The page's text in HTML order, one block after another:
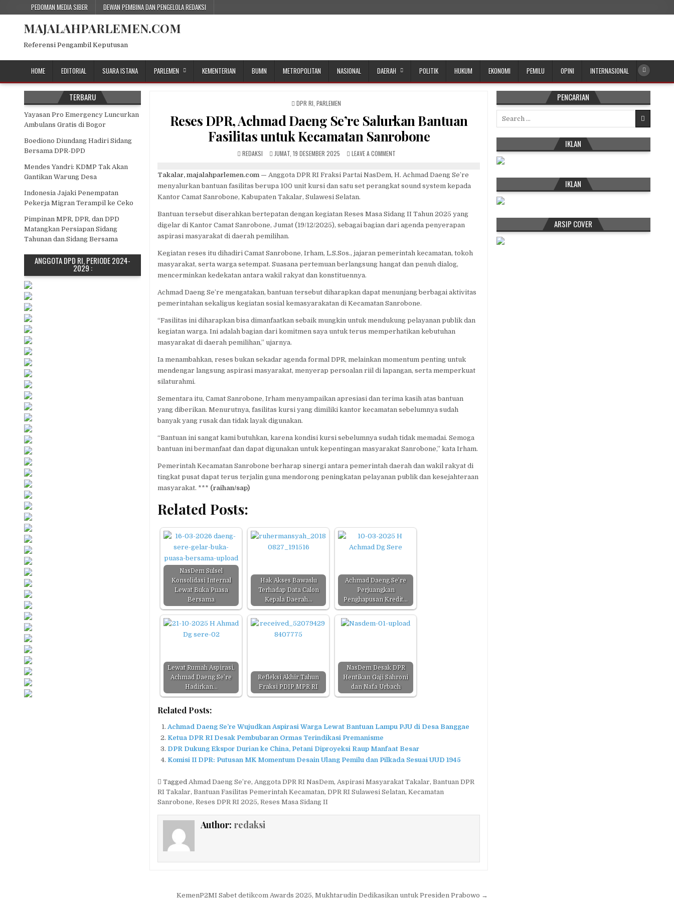
to
PEDOMAN MEDIA SIBER DEWAN PEMBINA DAN PENGELOLA REDAKSI
MAJALAHPARLEMEN.COM
Referensi Pengambil Keputusan
HOME EDITORIAL SUARA ISTANA PARLEMEN KEMENTERIAN BUMN METROPOLITAN NASIONAL DAERAH POLITIK HUKUM EKONOMI PEMILU OPINI INTERNASIONAL
POSTED
DPR RI ,PARLEMEN
Reses DPR, Achmad Daeng Se’re Salurkan Bantuan
Fasilitas untuk Kecamatan Sanrobone
AUTHOR:
REDAKSI
PUBLISHED
JUMAT, 19 DESEMBER 2025 LEAVE A COMMENTON
ACHMAD
DAENG
BANTUAN
FASILITAS
UNTUK
Takalar, majalahparlemen.com — Anggota DPR RI Fraksi Partai NasDem, H. Achmad Daeng Se’re
menyalurkan bantuan fasilitas berupa 100 unit kursi dan satu set perangkat sound system kepada
Kantor Camat Sanrobone, Kabupaten Takalar, Sulawesi Selatan.
Bantuan tersebut diserahkan bertepatan dengan kegiatan Reses Masa Sidang II Tahun 2025 yang
digelar di Kantor Camat Sanrobone, Jumat (19/12/2025), sebagai bagian dari agenda penyerapan
aspirasi masyarakat di daerah pemilihan.
Kegiatan reses itu dihadiri Camat Sanrobone, Irham, L.S.Sos., jajaran pemerintah kecamatan, tokoh
masyarakat, serta warga setempat. Suasana pertemuan berlangsung hangat dan penuh dialog,
mencerminkan kedekatan antara wakil rakyat dan konstituennya.
Achmad Daeng Se’re mengatakan, bantuan tersebut diharapkan dapat menunjang berbagai aktivitas
pemerintahan sekaligus kegiatan sosial kemasyarakatan di Kecamatan Sanrobone.
“Fasilitas ini diharapkan bisa dimanfaatkan sebaik mungkin untuk mendukung pelayanan publik dan
kegiatan warga. Ini adalah bagian dari komitmen saya untuk terus memperhatikan kebutuhan
masyarakat di daerah pemilihan,” ujarnya.
Ia menambahkan, reses bukan sekadar agenda formal DPR, melainkan momentum penting untuk
mendengar langsung aspirasi masyarakat, menyerap persoalan riil di lapangan, serta memperkuat
silaturahmi.
Sementara itu, Camat Sanrobone, Irham menyampaikan apresiasi dan terima kasih atas bantuan
yang diberikan. Menurutnya, fasilitas kursi yang dimiliki kantor kecamatan sebelumnya sudah
banyak yang rusak dan tidak layak digunakan.
“Bantuan ini sangat kami butuhkan, karena kondisi kursi sebelumnya sudah tidak memadai. Semoga
bantuan ini bermanfaat dan dapat digunakan untuk kepentingan masyarakat Sanrobone,” kata Irham.
Pemerintah Kecamatan Sanrobone berharap sinergi antara pemerintah daerah dan wakil rakyat di
tingkat pusat dapat terus terjalin guna mendorong peningkatan pelayanan publik dan kesejahteraan
masyarakat. *** (raihan/sap)
Related Posts:
NasDem Sulsel
Konsolidasi Internal
Lewat Buka Puasa
Bersama
Hak Akses Bawaslu
Terhadap Data Calon
Kepala Daerah…
Achmad Daeng Se’re
Perjuangkan
Penghapusan Kredit…
Lewat Rumah Aspirasi,
Achmad Daeng Se’re
Hadirkan…
Refleksi Akhir Tahun
Fraksi PDIP MPR RI
NasDem Desak DPR
Hentikan Gaji Sahroni
dan Nafa Urbach
Related Posts:
Achmad Daeng Se’re Wujudkan Aspirasi Warga Lewat Bantuan Lampu PJU di Desa Banggae
Ketua DPR RI Desak Pembubaran Ormas Terindikasi Premanisme
DPR Dukung Ekspor Durian ke China, Petani Diproyeksi Raup Manfaat Besar
Komisi II DPR: Putusan MK Momentum Desain Ulang Pemilu dan Pilkada Sesuai UUD 1945
Tagged Ahmad Daeng Se’re, Anggota DPR RI NasDem, Aspirasi Masyarakat Takalar,Bantuan DPR
RI Takalar,Bantuan Fasilitas Pemerintah Kecamatan,DPR RI Sulawesi Selatan,Kecamatan
Sanrobone,Reses DPR RI 2025,Reses Masa Sidang II
Author: redaksi
KemenP2MI Sabet detikcom Awards 2025, Mukhtarudin Dedikasikan untuk Presiden Prabowo →
TERBARU
Yayasan Pro Emergency Luncurkan
Ambulans Gratis di Bogor
Boediono Diundang Hadiri Sidang
Bersama DPR-DPD
Mendes Yandri: KDMP Tak Akan
Gantikan Warung Desa
Indonesia Jajaki Penempatan
Pekerja Migran Terampil ke Ceko
Pimpinan MPR, DPR, dan DPD
Matangkan Persiapan Sidang
Tahunan dan Sidang Bersama
ANGGOTA DPD RI, PERIODE 2024-
2029 :
PENCARIAN
IKLAN
IKLAN
ARSIP COVER